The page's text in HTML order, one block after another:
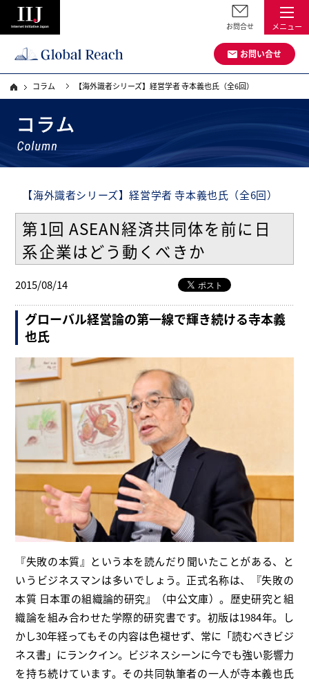
メニュー
お問合せ
お問い合せ
コラム 【海外識者シリーズ】経営学者 寺本義也氏（全6回）
【海外識者シリーズ】経営学者 寺本義也氏（全6回）
第1回 ASEAN経済共同体を前に日
系企業はどう動くべきか
2015/08/14
グローバル経営論の第一線で輝き続ける寺本義
也氏
『失敗の本質』という本を読んだり聞いたことがある、と
いうビジネスマンは多いでしょう。正式名称は、『失敗の
本質 日本軍の組織論的研究』（中公文庫）。歴史研究と組
織論を組み合わせた学際的研究書です。初版は1984年。し
かし30年経ってもその内容は色褪せず、常に「読むべきビジ
ネス書」にランクイン。ビジネスシーンに今でも強い影響力
を持ち続けています。その共同執筆者の一人が寺本義也氏